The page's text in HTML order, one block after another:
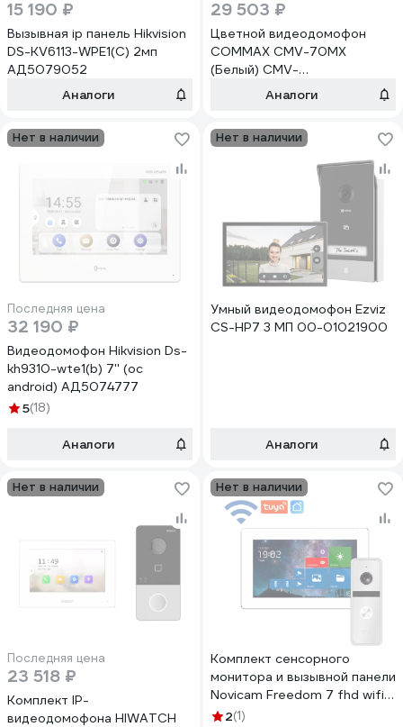
15 190 ₽
Вызывная ip панель Hikvision
DS-KV6113-WPE1(C) 2мп
АД5079052
Аналоги
29 503 ₽
Цветной видеодомофон
COMMAX CMV-70MX
(Белый) CMV-
70MX(METALO-WHITE)
Аналоги
Нет в наличии
Последняя цена
32 190 ₽
Видеодомофон Hikvision Ds-
kh9310-wte1(b) 7'' (ос
android) АД5074777
5(18)
Аналоги
Нет в наличии
Умный видеодомофон Ezviz
CS-HP7 3 MП 00-01021900
Аналоги
Нет в наличии
Последняя цена
23 518 ₽
Комплект IP-
видеодомофона HIWATCH
Нет в наличии
Комплект сенсорного
монитора и вызывной панели
Novicam Freedom 7 fhd wifi
kit 4227
2(1)